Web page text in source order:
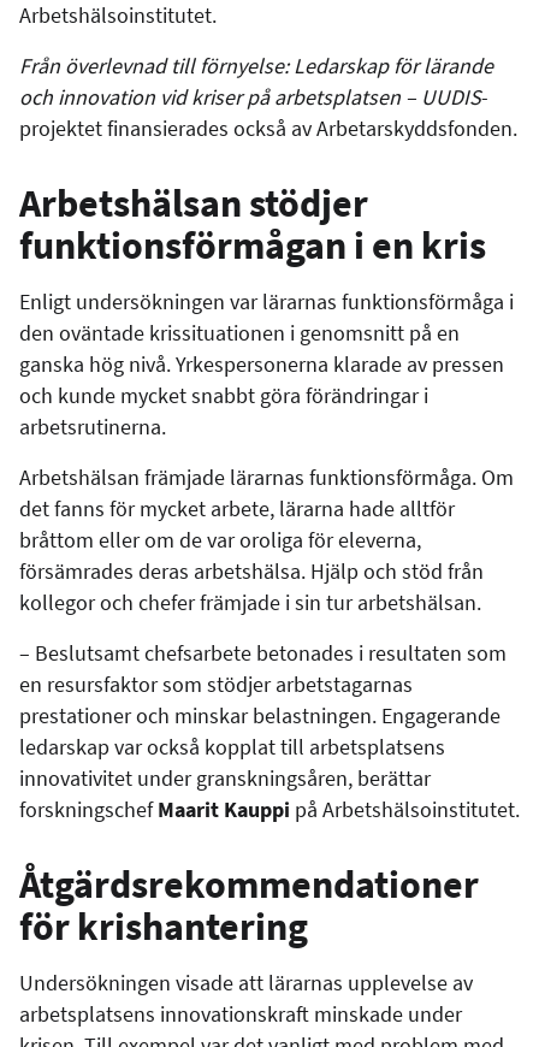
Arbetshälsoinstitutet.
Från överlevnad till förnyelse: Ledarskap för lärande
och innovation vid kriser på arbetsplatsen – UUDIS-
projektet finansierades också av Arbetarskyddsfonden.
Arbetshälsan stödjer
funktionsförmågan i en kris
Enligt undersökningen var lärarnas funktionsförmåga i
den oväntade krissituationen i genomsnitt på en
ganska hög nivå. Yrkespersonerna klarade av pressen
och kunde mycket snabbt göra förändringar i
arbetsrutinerna.
Arbetshälsan främjade lärarnas funktionsförmåga. Om
det fanns för mycket arbete, lärarna hade alltför
bråttom eller om de var oroliga för eleverna,
försämrades deras arbetshälsa. Hjälp och stöd från
kollegor och chefer främjade i sin tur arbetshälsan.
– Beslutsamt chefsarbete betonades i resultaten som
en resursfaktor som stödjer arbetstagarnas
prestationer och minskar belastningen. Engagerande
ledarskap var också kopplat till arbetsplatsens
innovativitet under granskningsåren, berättar
forskningschefMaarit Kauppi på Arbetshälsoinstitutet.
Åtgärdsrekommendationer
för krishantering
Undersökningen visade att lärarnas upplevelse av
arbetsplatsens innovationskraft minskade under